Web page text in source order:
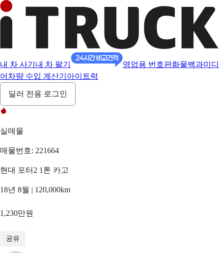
내 차 사기 내 차 팔기 영업용 번호판화물백과미디
어 차량 수입 계산기 아이트럭
딜러 전용 로그인
실매물
매물번호: 221664
현대 포터2 1톤 카고
18년 8월 | 120,000km
1,230만원
공유
/14